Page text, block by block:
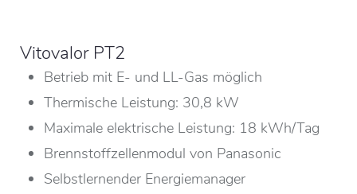
Vitovalor PT2
Betrieb mit E- und LL-Gas möglich
Thermische Leistung: 30,8 kW
Maximale elektrische Leistung: 18 kWh/Tag
Brennstoffzellenmodul von Panasonic
Selbstlernender Energiemanager